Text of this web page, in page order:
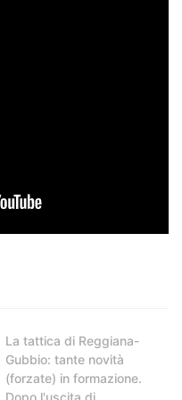
La tattica di Reggiana-
Gubbio: tante novità
(forzate) in formazione.
Dopo l'uscita di